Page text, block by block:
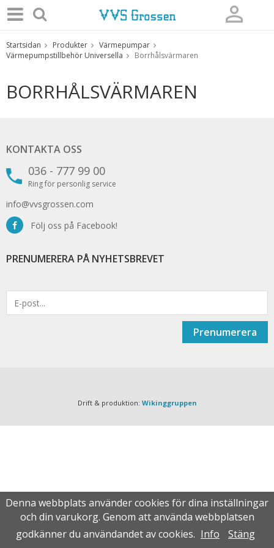
Produkten har blivit tillagd i varukorgen
Startsidan Produkter
Värmepumpar
Värmepumpstillbehör Universella
Borrhålsvärmaren
BORRHÅLSVÄRMAREN
KONTAKTA OSS
036 - 777 99 00
Ring för personlig service
info@vvsgrossen.com
Följ oss på Facebook!
PRENUMERERA PÅ NYHETSBREVET
Prenumerera
Drift & produktion: Wikinggruppen
Denna webbplats använder cookies för dina inställningar
och din varukorg. Genom att använda webbplatsen
godkänner du användandet av cookies. Info Stäng